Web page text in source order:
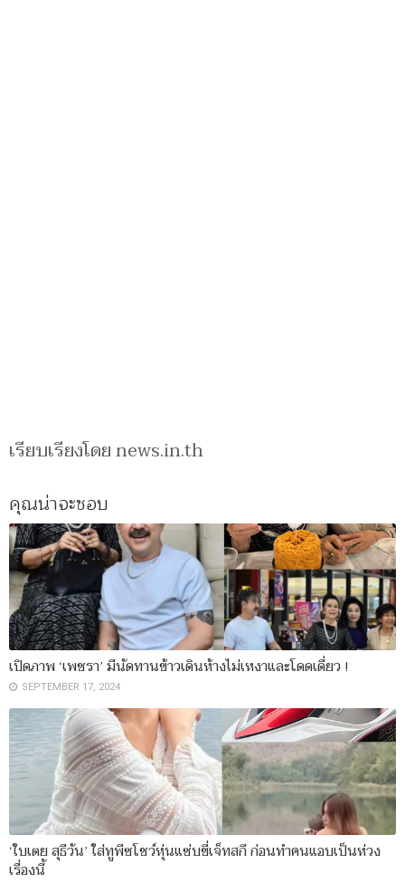
เรียบเรียงโดย news.in.th
คุณน่าจะชอบ
เปิดภาพ ‘เพชรา’ มีนัดทานข้าวเดินห้างไม่เหงาและโดดเดี่ยว !
SEPTEMBER 17, 2024
‘ใบเตย สุธีวัน’ ใส่ทูพีซโชว์หุ่นแซ่บขี่เจ็ทสกี ก่อนทำคนแอบเป็นห่วง
เรื่องนี้